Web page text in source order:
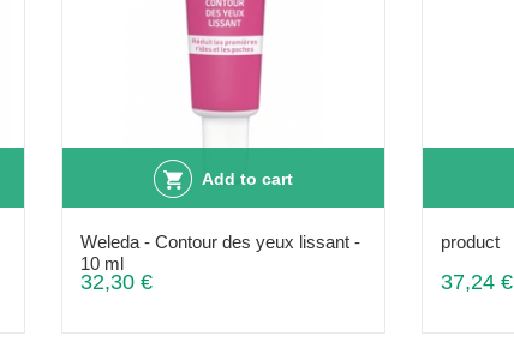
Add to cart
Weleda - Contour des yeux lissant -
10 ml
32,30 €
product
37,24 €